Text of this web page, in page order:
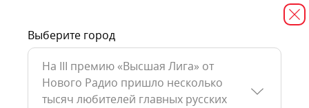
Выберите город
На III премию «Высшая Лига» от
Нового Радио пришло несколько
тысяч любителей главных русских